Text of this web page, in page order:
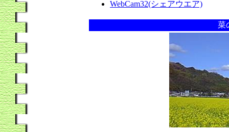
WebCam32(シェアウエア)
菜